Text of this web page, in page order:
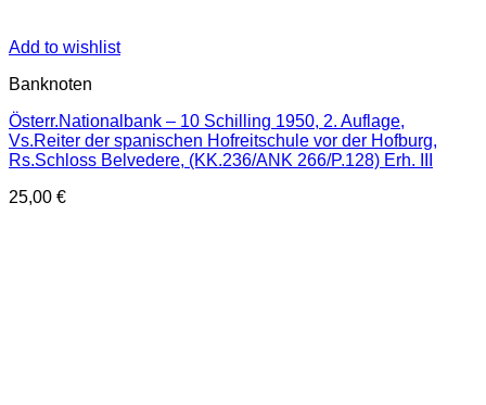
Add to wishlist
Banknoten
Österr.Nationalbank – 10 Schilling 1950, 2. Auflage,
Vs.Reiter der spanischen Hofreitschule vor der Hofburg,
Rs.Schloss Belvedere, (KK.236/ANK 266/P.128) Erh. III
25,00 €